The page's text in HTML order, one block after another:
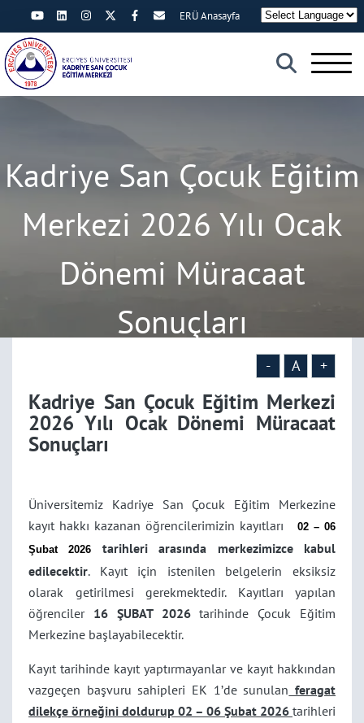
×
ERÜ Anasayfa
Kadriye San Çocuk Eğitim
Merkezi 2026 Yılı Ocak
Dönemi Müracaat
Sonuçları
- A +
Kadriye San Çocuk Eğitim Merkezi
2026 Yılı Ocak Dönemi Müracaat
Sonuçları
Üniversitemiz Kadriye San Çocuk Eğitim Merkezine
kayıt hakkı kazanan öğrencilerimizin kayıtları
02 – 06
Şubat 2026
tarihleri arasında merkezimizce kabul
edilecektir. Kayıt için istenilen belgelerin eksiksiz
olarak getirilmesi gerekmektedir. Kayıtları yapılan
öğrenciler16 ŞUBAT 2026tarihinde Çocuk Eğitim
Merkezine başlayabilecektir.
Kayıt tarihinde kayıt yaptırmayanlar ve kayıt hakkından
vazgeçen başvuru sahipleri EK 1’de sunulan feragat
dilekçe örneğini doldurup 02 – 06 Şubat 2026 tarihleri